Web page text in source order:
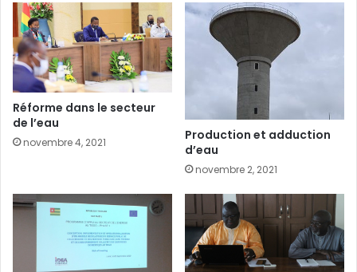
Réforme dans le secteur
de l’eau
novembre 4, 2021
Production et adduction
d’eau
novembre 2, 2021